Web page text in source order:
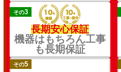
その3
長期安心保証
機器はもちろん工事
も長期保証
その5